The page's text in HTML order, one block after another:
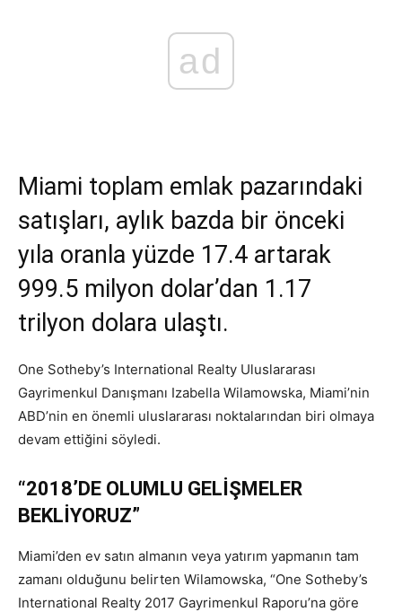
ad
Miami toplam emlak pazarındaki
satışları, aylık bazda bir önceki
yıla oranla yüzde 17.4 artarak
999.5 milyon dolar’dan 1.17
trilyon dolara ulaştı.
One Sotheby’s International Realty Uluslararası
Gayrimenkul Danışmanı Izabella Wilamowska, Miami’nin
ABD’nin en önemli uluslararası noktalarından biri olmaya
devam ettiğini söyledi.
“2018’DE OLUMLU GELİŞMELER
BEKLİYORUZ”
Miami’den ev satın almanın veya yatırım yapmanın tam
zamanı olduğunu belirten Wilamowska, “One Sotheby’s
International Realty 2017 Gayrimenkul Raporu’na göre